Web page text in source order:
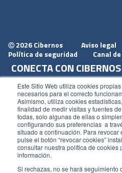
Este Sitio Web utiliza cookies
necesarios para el correcto
Asimismo, utiliza cookies
finalidad de medir visitas y fuentes
todas, solo algunas de ellas o
configurando sus preferencias a
situado a continuación. Para revocar
pulse el botón “revocar cookies”
consultar nuestra política de cookies
información.
Si rechazas, no se hará seguimiento
Ⓒ 2026 Cibernos Aviso legal
Política de seguridad
Canal
CONECTA CON CIBERNOS
Únete a nosotros
Dónde estamos
Conoce nuestro blog
ACCESOS